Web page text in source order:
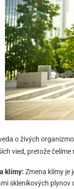
o živých
vied, pretože
klímy: Zmena klímy je
skleníkových